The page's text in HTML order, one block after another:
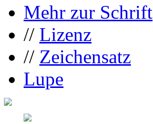
Mehr zur Schrift
// Lizenz
// Zeichensatz
Lupe